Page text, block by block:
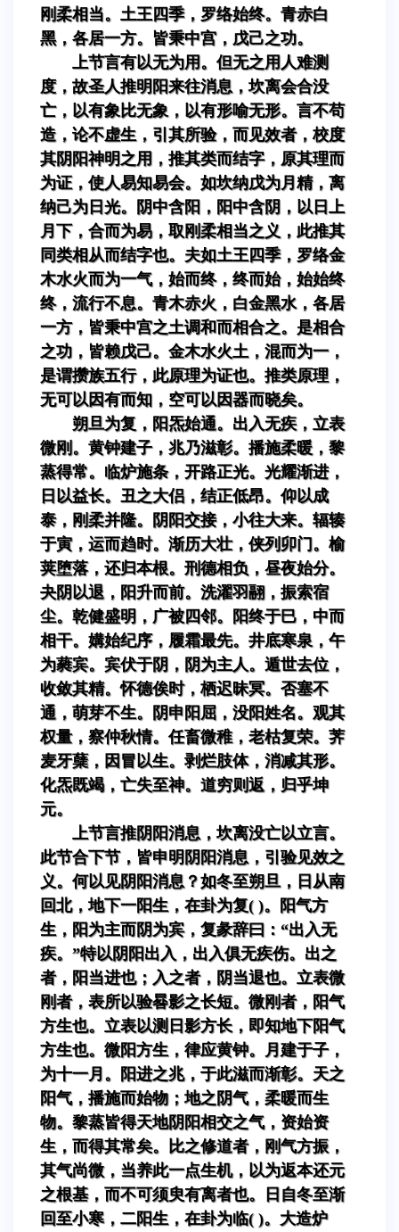
刚柔相当。土王四季，罗络始终。青赤白
黑，各居一方。皆秉中宫，戊己之功。
上节言有以无为用。但无之用人难测
度，故圣人推明阳来往消息，坎离会合没
亡，以有象比无象，以有形喻无形。言不苟
造，论不虚生，引其所验，而见效者，校度
其阴阳神明之用，推其类而结字，原其理而
为证，使人易知易会。如坎纳戊为月精，离
纳己为日光。阴中含阳，阳中含阴，以日上
月下，合而为易，取刚柔相当之义，此推其
同类相从而结字也。夫如土王四季，罗络金
木水火而为一气，始而终，终而始，始始终
终，流行不息。青木赤火，白金黑水，各居
一方，皆秉中宫之土调和而相合之。是相合
之功，皆赖戊己。金木水火土，混而为一，
是谓攒族五行，此原理为证也。推类原理，
无可以因有而知，空可以因器而晓矣。
朔旦为复，阳炁始通。出入无疾，立表
微刚。黄钟建子，兆乃滋彰。播施柔暖，黎
蒸得常。临炉施条，开路正光。光耀渐进，
日以益长。丑之大侣，结正低昂。仰以成
泰，刚柔并隆。阴阳交接，小往大来。辐辏
于寅，运而趋时。渐历大壮，侠列卯门。榆
荚堕落，还归本根。刑德相负，昼夜始分。
夬阴以退，阳升而前。洗濯羽翮，振索宿
尘。乾健盛明，广被四邻。阳终于巳，中而
相干。媾始纪序，履霜最先。井底寒泉，午
为蕤宾。宾伏于阴，阴为主人。遁世去位，
收敛其精。怀德俟时，栖迟昧冥。否塞不
通，萌芽不生。阴申阳屈，没阳姓名。观其
权量，察仲秋情。任畜微稚，老枯复荣。荠
麦牙蘖，因冒以生。剥烂肢体，消减其形。
化炁既竭，亡失至神。道穷则返，归乎坤
元。
上节言推阴阳消息，坎离没亡以立言。
此节合下节，皆申明阴阳消息，引验见效之
义。何以见阴阳消息？如冬至朔旦，日从南
回北，地下一阳生，在卦为复( )。阳气方
生，阳为主而阴为宾，复彖辞曰：“出入无
疾。”特以阴阳出入，出入俱无疾伤。出之
者，阳当进也；入之者，阴当退也。立表微
刚者，表所以验晷影之长短。微刚者，阳气
方生也。立表以测日影方长，即知地下阳气
方生也。微阳方生，律应黄钟。月建于子，
为十一月。阳进之兆，于此滋而渐彰。天之
阳气，播施而始物；地之阴气，柔暖而生
物。黎蒸皆得天地阴阳相交之气，资始资
生，而得其常矣。比之修道者，刚气方振，
其气尚微，当养此一点生机，以为返本还元
之根基，而不可须臾有离者也。日自冬至渐
回至小寒，二阳生，在卦为临( )。大造炉